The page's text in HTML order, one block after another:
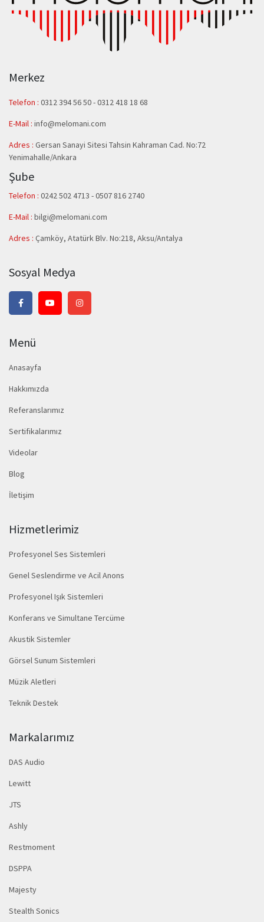
Merkez
Telefon : 0312 394 56 50-0312 418 18 68
E-Mail : info@melomani.com
Adres : Gersan Sanayi Sitesi Tahsin Kahraman Cad. No:72
Yenimahalle/Ankara
Şube
Telefon : 0242 502 4713 - 0507 816 2740
E-Mail : bilgi@melomani.com
Adres : Çamköy, Atatürk Blv. No:218, Aksu/Antalya
Sosyal Medya
Menü
Anasayfa
Hakkımızda
Referanslarımız
Sertifikalarımız
Videolar
Blog
İletişim
Hizmetlerimiz
Profesyonel Ses Sistemleri
Genel Seslendirme ve Acil Anons
Profesyonel Işık Sistemleri
Konferans ve Simultane Tercüme
Akustik Sistemler
Görsel Sunum Sistemleri
Müzik Aletleri
Teknik Destek
Markalarımız
DAS Audio
Lewitt
JTS
Ashly
Restmoment
DSPPA
Majesty
Stealth Sonics